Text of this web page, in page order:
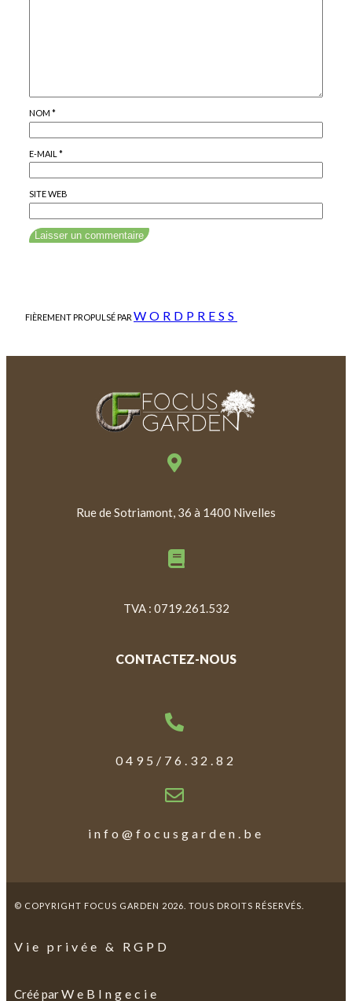
NOM *
E-MAIL *
SITE WEB
FIÈREMENT PROPULSÉ PAR WORDPRESS
Rue de Sotriamont, 36 à 1400 Nivelles
TVA : 0719.261.532
CONTACTEZ-NOUS
0495/76.32.82
info@focusgarden.be
© COPYRIGHT FOCUS GARDEN 2026. TOUS DROITS RÉSERVÉS.
Vie privée & RGPD
Créé parWeBIngecie